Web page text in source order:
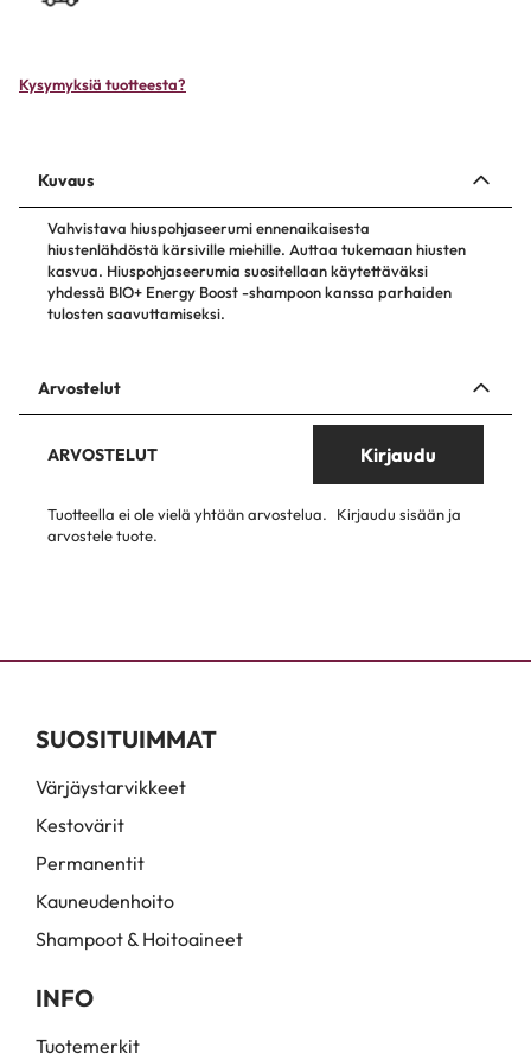
Kysymyksiä tuotteesta?
Kuvaus
Vahvistava hiuspohjaseerumi ennenaikaisesta
hiustenlähdöstä kärsiville miehille. Auttaa tukemaan hiusten
kasvua. Hiuspohjaseerumia suositellaan käytettäväksi
yhdessä BIO+ Energy Boost -shampoon kanssa parhaiden
tulosten saavuttamiseksi.
Arvostelut
ARVOSTELUT Kirjaudu
Tuotteella ei ole vielä yhtään arvostelua.
Kirjaudu sisään ja
arvostele tuote.
SUOSITUIMMAT
Värjäystarvikkeet
Kestovärit
Permanentit
Kauneudenhoito
Shampoot & Hoitoaineet
INFO
Tuotemerkit